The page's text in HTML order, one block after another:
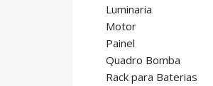
Luminaria
Motor
Painel
Quadro Bomba
Rack para Baterias